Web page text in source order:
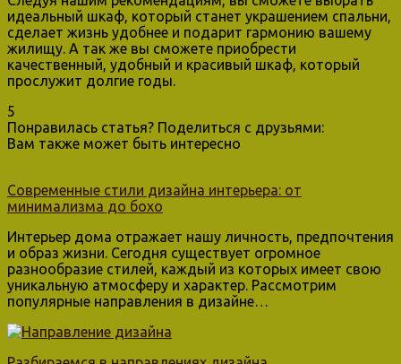
идеальный шкаф, который станет украшением спальни,
сделает жизнь удобнее и подарит гармонию вашему
жилищу. А так же вы сможете приобрести
качественный, удобный и красивый шкаф, который
прослужит долгие годы.
5
Понравилась статья? Поделиться с друзьями:
Вам также может быть интересно
Современные стили дизайна интерьера: от
минимализма до бохо
Интерьер дома отражает нашу личность, предпочтения
и образ жизни. Сегодня существует огромное
разнообразие стилей, каждый из которых имеет свою
уникальную атмосферу и характер. Рассмотрим
популярные направления в дизайне…